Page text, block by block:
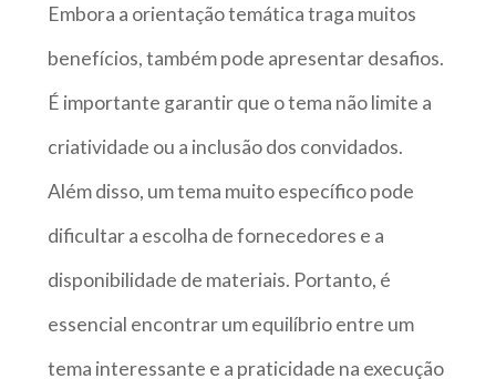
Embora a orientação temática traga muitos
benefícios, também pode apresentar desafios.
É importante garantir que o tema não limite a
criatividade ou a inclusão dos convidados.
Além disso, um tema muito específico pode
dificultar a escolha de fornecedores e a
disponibilidade de materiais. Portanto, é
essencial encontrar um equilíbrio entre um
tema interessante e a praticidade na execução